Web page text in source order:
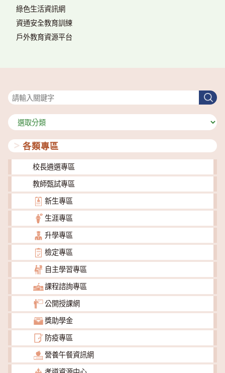
綠色生活資訊網
資通安全教育訓練
戶外教育資源平台
搜
尋
分
類
各類專區
校長遴選專區
教師甄試專區
新生專區
生涯專區
升學專區
檢定專區
自主學習專區
課程諮詢專區
公開授課網
獎助學金
防疫專區
營養午餐資訊網